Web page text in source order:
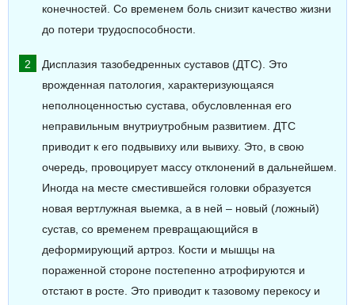
конечностей. Со временем боль снизит качество жизни
до потери трудоспособности.
Дисплазия тазобедренных суставов (ДТС). Это
врожденная патология, характеризующаяся
неполноценностью сустава, обусловленная его
неправильным внутриутробным развитием. ДТС
приводит к его подвывиху или вывиху. Это, в свою
очередь, провоцирует массу отклонений в дальнейшем.
Иногда на месте сместившейся головки образуется
новая вертлужная выемка, а в ней – новый (ложный)
сустав, со временем превращающийся в
деформирующий артроз. Кости и мышцы на
пораженной стороне постепенно атрофируются и
отстают в росте. Это приводит к тазовому перекосу и